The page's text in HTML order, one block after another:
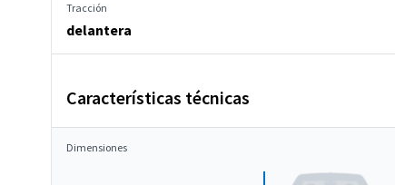
Tracción
delantera
Características técnicas
Dimensiones